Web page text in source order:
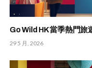
Go Wild HK 當季熱門旅
29 5 月, 2026